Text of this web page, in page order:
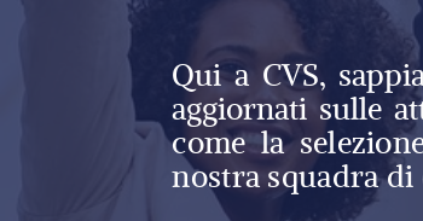
Qui a CVS,
aggiornati sulle
come la
nostra squadra di